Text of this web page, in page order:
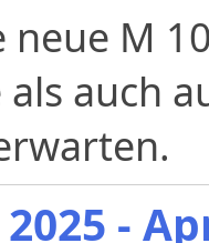
M
auch
2025 -